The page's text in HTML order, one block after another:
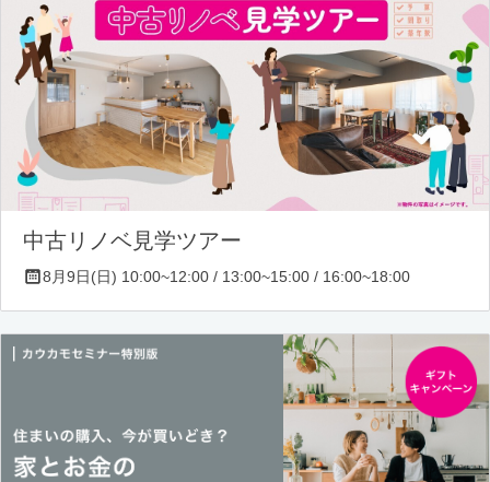
中古リノベ見学ツアー
8月9日(日) 10:00~12:00 / 13:00~15:00 / 16:00~18:00